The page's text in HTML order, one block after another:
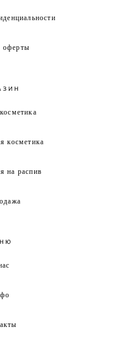
оферты
косметика
на распив